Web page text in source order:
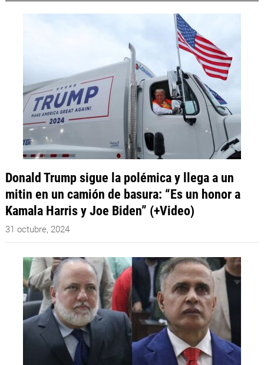
Donald Trump sigue la polémica y llega a un
mitin en un camión de basura: “Es un honor a
Kamala Harris y Joe Biden” (+Video)
31 octubre, 2024